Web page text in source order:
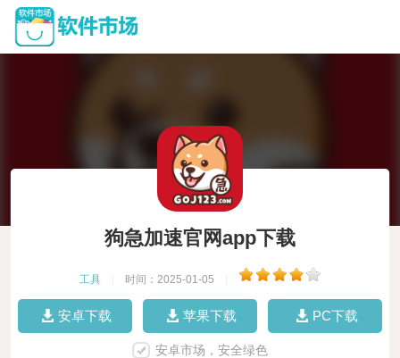
狗急加速官网app下载
工具 时间：2025-01-05
安卓下载 苹果下载 PC下载
安卓市场，安全绿色